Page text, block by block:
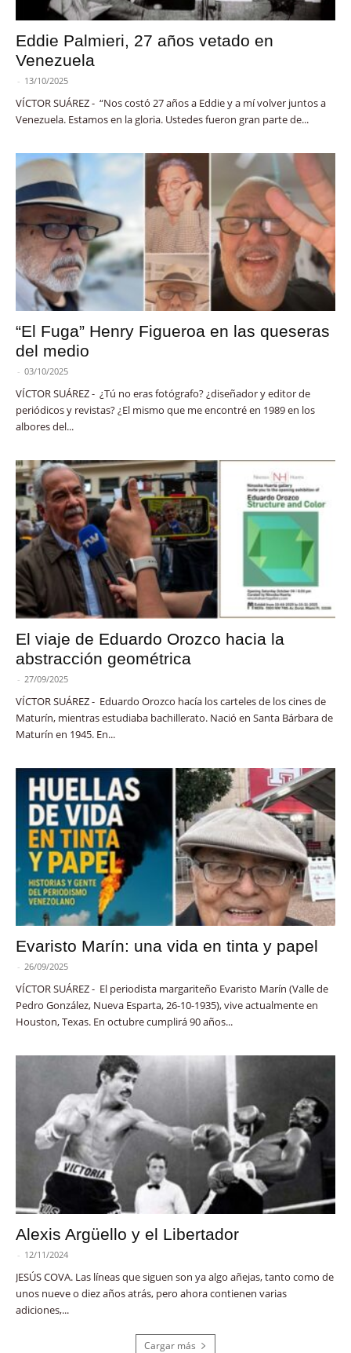
Eddie Palmieri, 27 años vetado en
Venezuela
- 13/10/2025
VÍCTOR SUÁREZ - “Nos costó 27 años a Eddie y a mí volver juntos a
Venezuela. Estamos en la gloria. Ustedes fueron gran parte de...
“El Fuga” Henry Figueroa en las queseras
del medio
- 03/10/2025
VÍCTOR SUÁREZ - ¿Tú no eras fotógrafo? ¿diseñador y editor de
periódicos y revistas? ¿El mismo que me encontré en 1989 en los
albores del...
El viaje de Eduardo Orozco hacia la
abstracción geométrica
- 27/09/2025
VÍCTOR SUÁREZ - Eduardo Orozco hacía los carteles de los cines de
Maturín, mientras estudiaba bachillerato. Nació en Santa Bárbara de
Maturín en 1945. En...
Evaristo Marín: una vida en tinta y papel
- 26/09/2025
VÍCTOR SUÁREZ - El periodista margariteño Evaristo Marín (Valle de
Pedro González, Nueva Esparta, 26-10-1935), vive actualmente en
Houston, Texas. En octubre cumplirá 90 años...
Alexis Argüello y el Libertador
- 12/11/2024
JESÚS COVA. Las líneas que siguen son ya algo añejas, tanto como de
unos nueve o diez años atrás, pero ahora contienen varias
adiciones,...
Cargar más